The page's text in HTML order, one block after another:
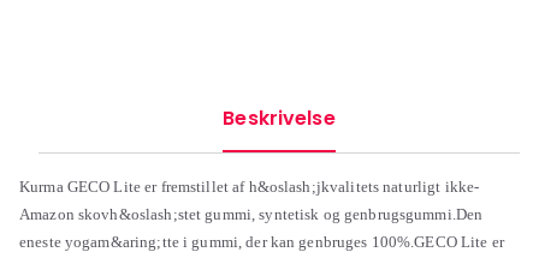
Beskrivelse
Kurma GECO Lite er fremstillet af h&oslash;jkvalitets naturligt ikke-
Amazon skovh&oslash;stet gummi, syntetisk og genbrugsgummi.Den
eneste yogam&aring;tte i gummi, der kan genbruges 100%.GECO Lite er